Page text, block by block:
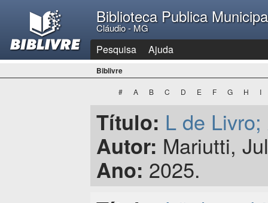
Biblioteca Publica
Cláudio - MG
Pesquisa Ajuda
Biblivre
# A B C D E F G H I
Título: L de
Autor: Mariutti,
Ano: 2025.